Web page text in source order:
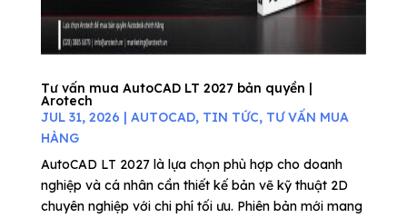
Tư vấn mua AutoCAD LT 2027 bản quyền |
Arotech
JUL 31, 2026 | AUTOCAD, TIN TỨC, TƯ VẤN MUA
HÀNG
AutoCAD LT 2027 là lựa chọn phù hợp cho doanh
nghiệp và cá nhân cần thiết kế bản vẽ kỹ thuật 2D
chuyên nghiệp với chi phí tối ưu. Phiên bản mới mang